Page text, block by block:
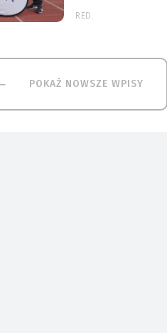
RED.
POKAŻ NOWSZE WPISY